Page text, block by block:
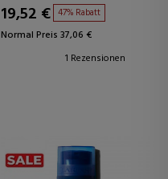
19,52 € 47% Rabatt
Normal Preis 37,06 €
1 Rezensionen